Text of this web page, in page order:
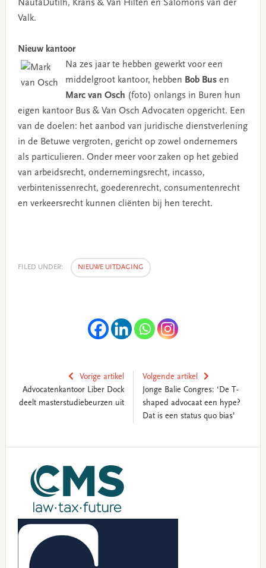
NautaDutilh, Krans & Van Hilten en Salomons van der
Valk.
Nieuw kantoor
Na zes jaar te hebben gewerkt voor een
middelgroot kantoor, hebben Bob Busen
Marc van Osch (foto) onlangs in Buren hun
eigen kantoor Bus & Van Osch Advocaten opgericht. Een
van de doelen: het aanbod van juridische dienstverlening
in de Betuwe vergroten, gericht op zowel ondernemers
als particulieren. Onder meer voor zaken op het gebied
van arbeidsrecht, ondernemingsrecht, incasso,
verbintenissenrecht, goederenrecht, consumentenrecht
en verkeersrecht kunnen cliënten bij hen terecht.
FILED UNDER: NIEUWE UITDAGING
Vorige artikel
Advocatenkantoor Liber Dock
deelt masterstudiebeurzen uit
Volgende artikel
Jonge Balie Congres: ‘De T-
shaped advocaat een hype?
Dat is een status quo bias’
Sidebar